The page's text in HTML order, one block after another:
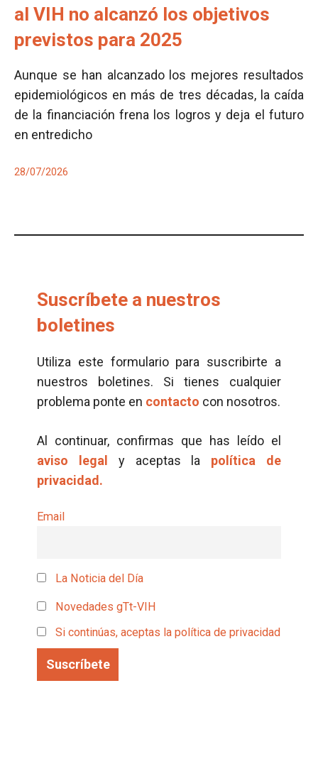
al VIH no alcanzó los objetivos
previstos para 2025
Aunque se han alcanzado los mejores resultados
epidemiológicos en más de tres décadas, la caída
de la financiación frena los logros y deja el futuro
en entredicho
28/07/2026
Suscríbete a nuestros
boletines
Utiliza este formulario para suscribirte a
nuestros boletines. Si tienes cualquier
problema ponte en contacto con nosotros.
Al continuar, confirmas que has leído el
aviso legal
y aceptas la política de
privacidad.
Email
La Noticia del Día
Novedades gTt-VIH
Si continúas, aceptas la política de privacidad